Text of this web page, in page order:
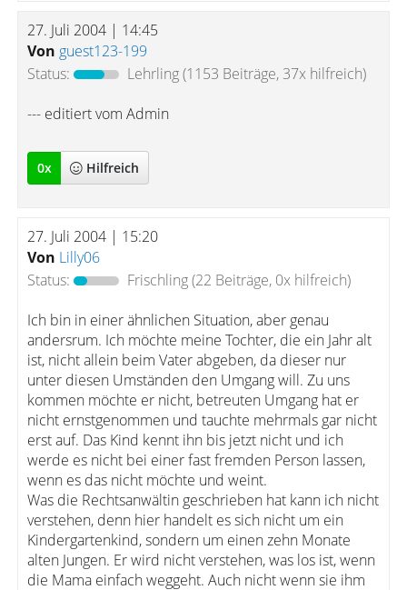
27. Juli 2004 | 14:45
Von guest123-199
Status:
Lehrling(1153 Beiträge, 37x hilfreich)
--- editiert vom Admin
0x Hilfreich
27. Juli 2004 | 15:20
Von Lilly06
Status:
Frischling(22 Beiträge, 0x hilfreich)
Ich bin in einer ähnlichen Situation, aber genau
andersrum. Ich möchte meine Tochter, die ein Jahr alt
ist, nicht allein beim Vater abgeben, da dieser nur
unter diesen Umständen den Umgang will. Zu uns
kommen möchte er nicht, betreuten Umgang hat er
nicht ernstgenommen und tauchte mehrmals gar nicht
erst auf. Das Kind kennt ihn bis jetzt nicht und ich
werde es nicht bei einer fast fremden Person lassen,
wenn es das nicht möchte und weint.
Was die Rechtsanwältin geschrieben hat kann ich nicht
verstehen, denn hier handelt es sich nicht um ein
Kindergartenkind, sondern um einen zehn Monate
alten Jungen. Er wird nicht verstehen, was los ist, wenn
die Mama einfach weggeht. Auch nicht wenn sie ihm